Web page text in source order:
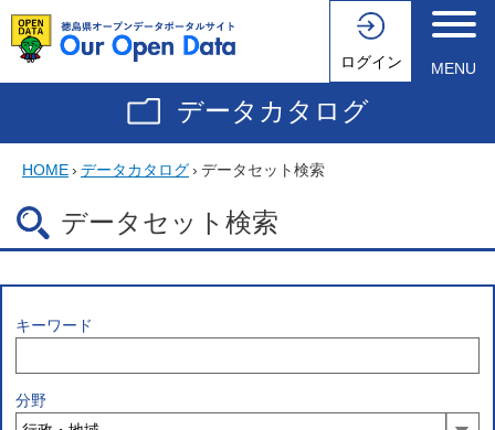
ログイン MENU
データカタログ
HOME› データカタログ› データセット検索
データセット検索
キーワード
分野